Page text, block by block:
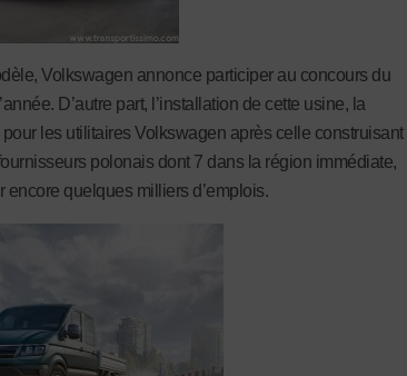
Volkswagen annonce participer au concours du
D’autre part, l’installation de cette usine, la
les utilitaires Volkswagen après celle construisant
polonais dont 7 dans la région immédiate,
encore quelques milliers d’emplois.